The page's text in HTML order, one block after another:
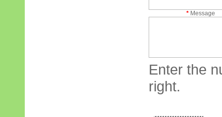
* Message
Enter the
right.